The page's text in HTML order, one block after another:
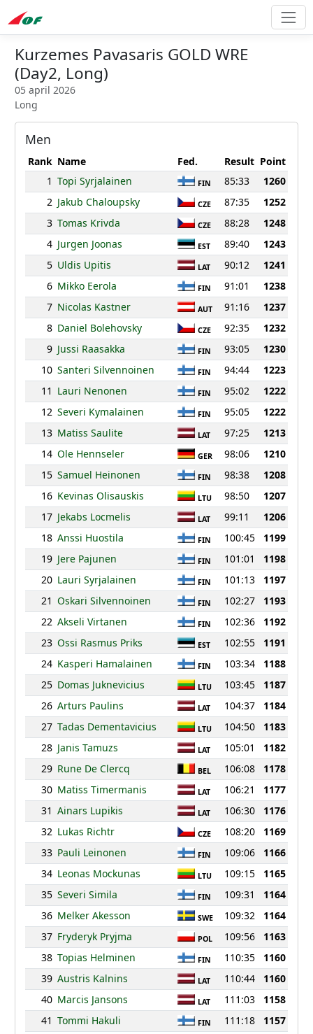
Kurzemes Pavasaris GOLD WRE
(Day2, Long)
05 april 2026
Long
Men
Rank Name Fed. Result Point
1 Topi Syrjalainen FIN 85:33
1260
2 Jakub Chaloupsky CZE 87:35
1252
3 Tomas Krivda CZE 88:28
1248
4 Jurgen Joonas EST 89:40
1243
5 Uldis Upitis LAT 90:12
1241
6 Mikko Eerola FIN 91:01
1238
7 Nicolas Kastner AUT 91:16
1237
8 Daniel Bolehovsky CZE 92:35
1232
9 Jussi Raasakka FIN 93:05
1230
10 Santeri Silvennoinen FIN 94:44
1223
11 Lauri Nenonen FIN 95:02
1222
12 Severi Kymalainen FIN 95:05
1222
13 Matiss Saulite LAT 97:25
1213
14 Ole Hennseler GER 98:06
1210
15 Samuel Heinonen FIN 98:38
1208
16 Kevinas Olisauskis LTU 98:50
1207
17 Jekabs Locmelis LAT 99:11
1206
18 Anssi Huostila FIN 100:45
1199
19 Jere Pajunen FIN 101:01
1198
20 Lauri Syrjalainen FIN 101:13
1197
21 Oskari Silvennoinen FIN 102:27
1193
22 Akseli Virtanen FIN 102:36
1192
23 Ossi Rasmus Priks EST 102:55
1191
24 Kasperi Hamalainen FIN 103:34
1188
25 Domas Juknevicius LTU 103:45
1187
26 Arturs Paulins LAT 104:37
1184
27 Tadas Dementavicius LTU 104:50
1183
28 Janis Tamuzs LAT 105:01
1182
29 Rune De Clercq BEL 106:08
1178
30 Matiss Timermanis LAT 106:21
1177
31 Ainars Lupikis LAT 106:30
1176
32 Lukas Richtr CZE 108:20
1169
33 Pauli Leinonen FIN 109:06
1166
34 Leonas Mockunas LTU 109:15
1165
35 Severi Simila FIN 109:31
1164
36 Melker Akesson SWE 109:32
1164
37 Fryderyk Pryjma POL 109:56
1163
38 Topias Helminen FIN 110:35
1160
39 Austris Kalnins LAT 110:44
1160
40 Marcis Jansons LAT 111:03
1158
41 Tommi Hakuli FIN 111:18
1157